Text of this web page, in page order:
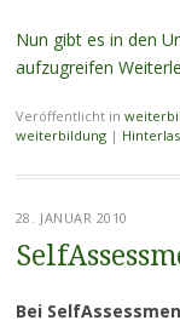
Nun gibt es in den
aufzugreifen
Veröffentlicht in
weiterbildung |
28. JANUAR 2010
Bei